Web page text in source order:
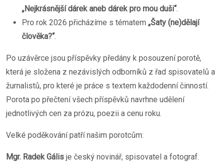
„Nejkrásnější dárek aneb dárek pro mou duši“.
Pro rok 2026 přicházíme s tématem „Šaty (ne)dělají
člověka?“.
Po uzávěrce jsou příspěvky předány k posouzení porotě,
která je složena z nezávislých odborníků z řad spisovatelů a
žurnalistů, pro které je práce s textem každodenní činností.
Porota po přečtení všech příspěvků navrhne udělení
jednotlivých cen za prózu, poezii a cenu roku.
Velké poděkování patří našim porotcům:
Mgr. Radek Gális je český novinář, spisovatel a fotograf.